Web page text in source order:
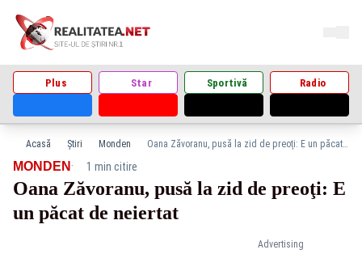
Plus Star Sportivă Radio
Acasă Știri Monden Oana Zăvoranu, pusă la zid de preoţi: E un păcat de neiertat
Advertising
MONDEN · 1 min citire
Oana Zăvoranu, pusă la zid de preoţi: E
un păcat de neiertat